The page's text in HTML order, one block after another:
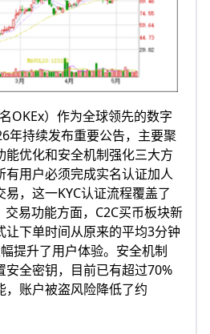
OKEx）作为全球领先的数字
年持续发布重要公告，主要聚
能优化和安全机制强化三大方
有用户必须完成实名认证加人
，这一KYC认证流程覆盖了
易功能方面，C2C买币板块新
让下单时间从原来的平均3分钟
提升了用户体验。安全机制
安全密钥，目前已有超过70%
，账户被盗风险降低了约